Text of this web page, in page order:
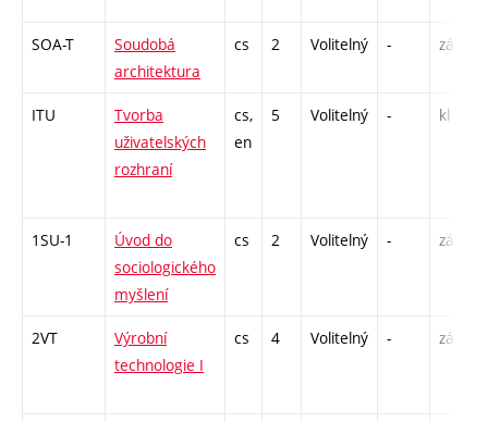
SOA-T
Soudobá
architektura
cs 2 Volitelný - zá
ITU
Tvorba
uživatelských
rozhraní
cs,
en
5 Volitelný - kl
1SU-1
Úvod do
sociologického
myšlení
cs 2 Volitelný - zá
2VT
Výrobní
technologie I
cs 4 Volitelný - zá,zk